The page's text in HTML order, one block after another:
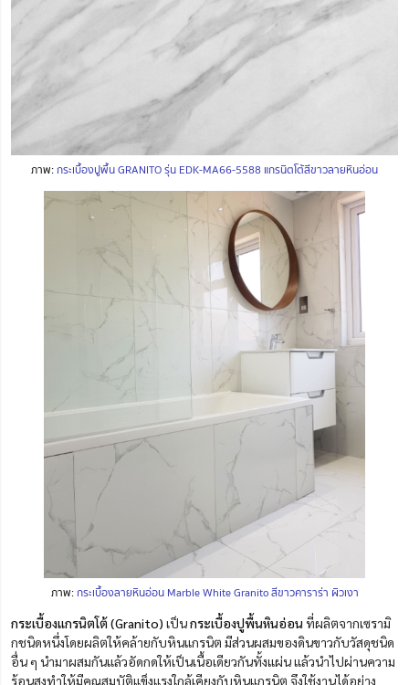
ภาพ:กระเบื้องปูพื้น GRANITO รุ่น EDK-MA66-5588 แกรนิตโต้สีขาวลายหินอ่อน
ภาพ:กระเบื้องลายหินอ่อน Marble White Granito สีขาวคาราร่า ผิวเงา
กระเบื้องแกรนิตโต้(Granito) เป็นกระเบื้องปูพื้นหินอ่อนที่ผลิตจากเซรามิ
กชนิดหนึ่งโดยผลิตให้คล้ายกับหินแกรนิต มีส่วนผสมของดินขาวกับวัสดุชนิด
อื่น ๆ นำมาผสมกันแล้วอัดกดให้เป็นเนื้อเดียวกันทั้งแผ่น แล้วนำไปผ่านความ
ร้อนสูงทำให้มีคุณสมบัติแข็งแรงใกล้เคียงกับหินแกรนิต จึงใช้งานได้อย่าง